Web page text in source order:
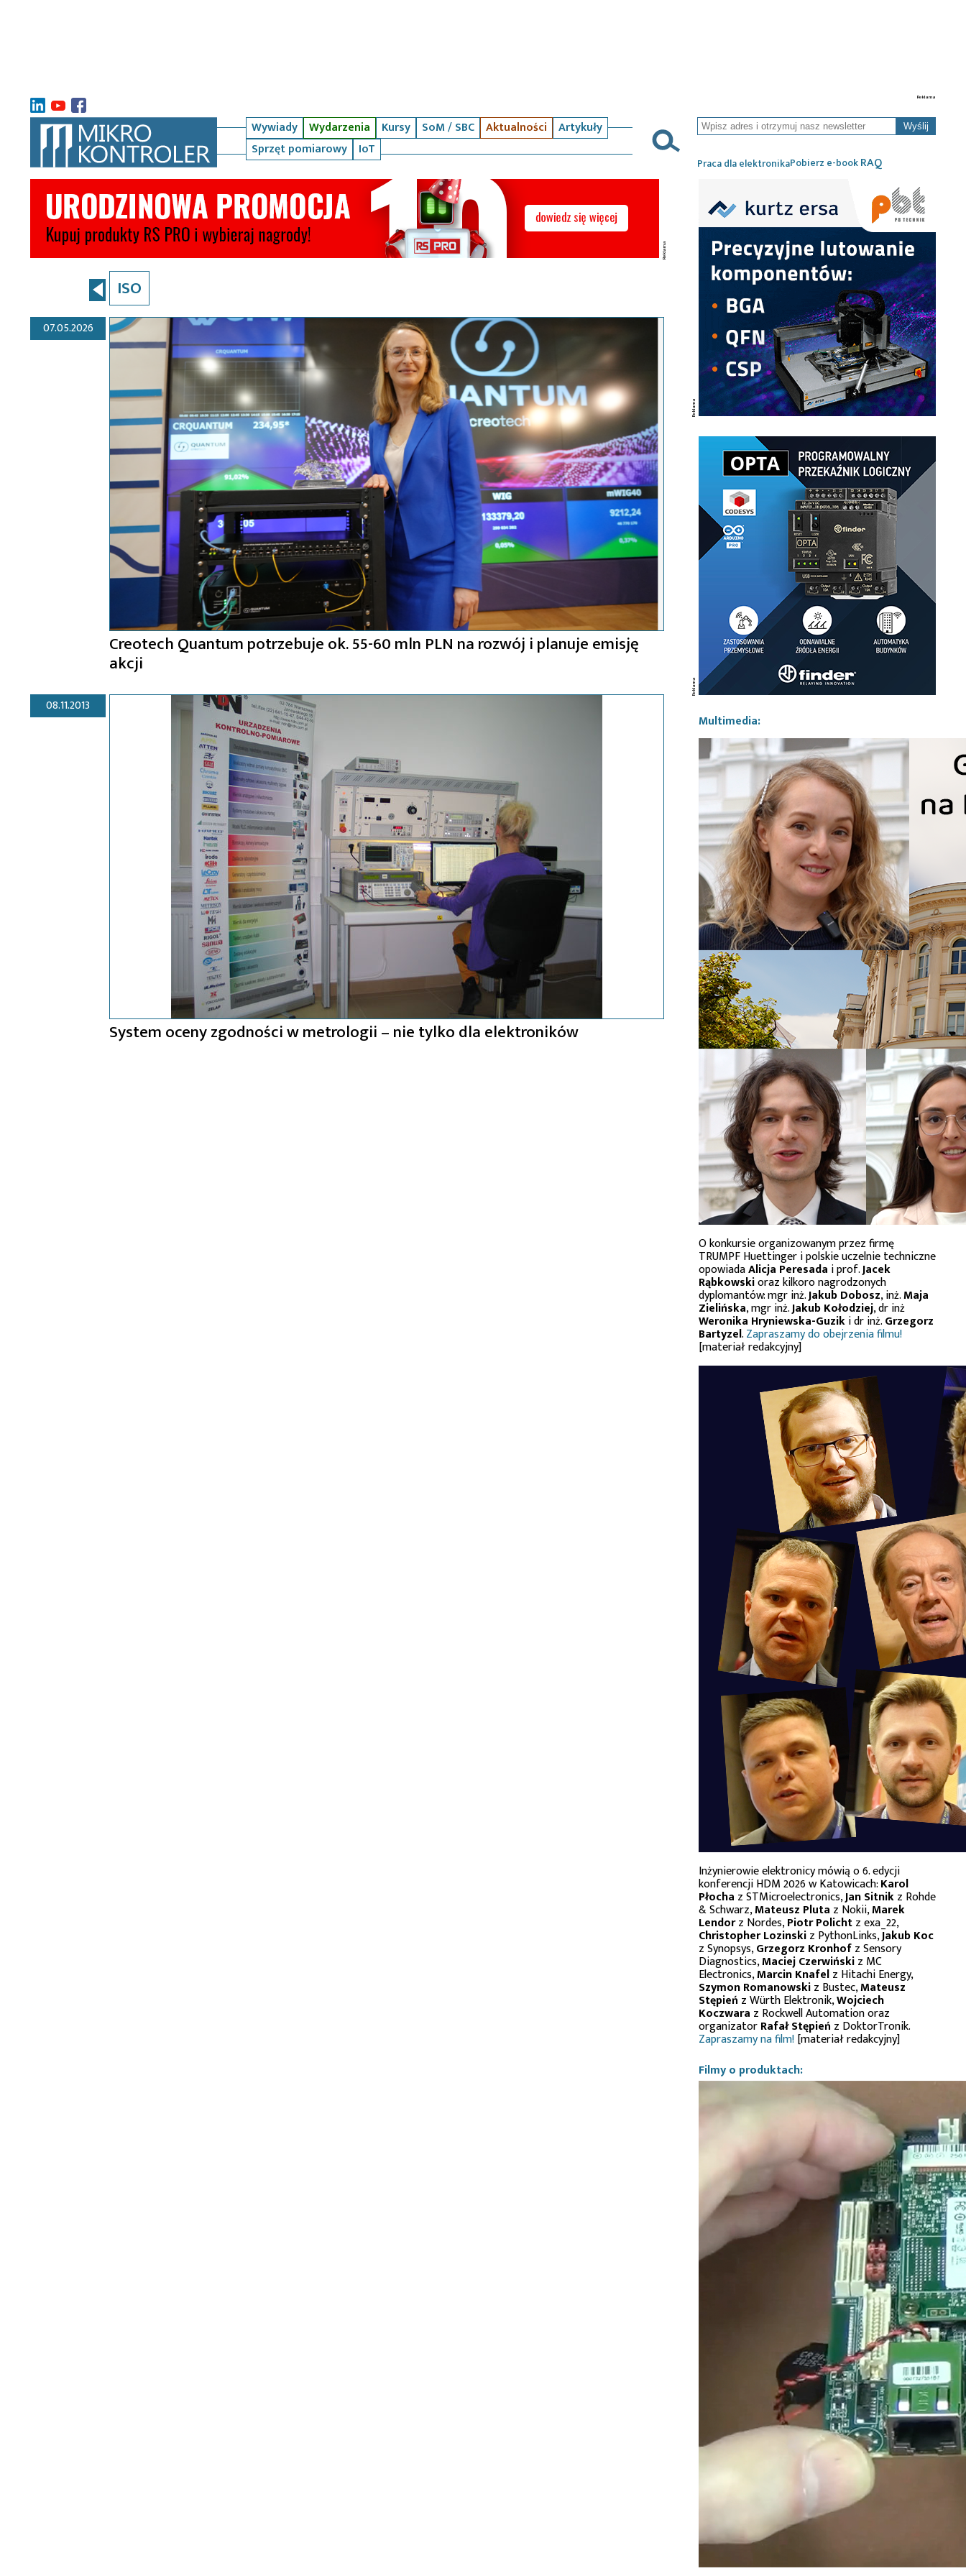
Wywiady Wydarzenia Kursy SoM / SBC Aktualności
Artykuły
Sprzęt pomiarowy
IoT
Wyślij
Praca dla elektronikaPobierz e-bookRAQ
ISO
07.05.2026
Creotech Quantum potrzebuje ok. 55-60 mln PLN na rozwój i planuje emisję
akcji
08.11.2013
System oceny zgodności w metrologii – nie tylko dla elektroników
Multimedia:
O konkursie organizowanym przez firmę
TRUMPF Huettinger i polskie uczelnie techniczne
opowiadaAlicja Peresada i prof.Jacek
Rąbkowskioraz kilkoro nagrodzonych
dyplomantów: mgr inż.Jakub Dobosz, inż.Maja
Zielińska, mgr inż.Jakub Kołodziej, dr inż
Weronika Hryniewska-Guziki dr inż.Grzegorz
Bartyzel.Zapraszamy do obejrzenia filmu!
[materiał redakcyjny]
Inżynierowie elektronicy mówią o 6. edycji
konferencji HDM 2026 w Katowicach:Karol
Płocha z STMicroelectronics,Jan Sitnikz Rohde
& Schwarz,Mateusz Pluta z Nokii,Marek
Lendorz Nordes,Piotr Polichtz exa_22,
Christopher Lozinskiz PythonLinks,Jakub Koc
z Synopsys,Grzegorz Kronhofz Sensory
Diagnostics,Maciej Czerwińskiz MC
Electronics,Marcin Knafelz Hitachi Energy,
Szymon Romanowskiz Bustec,Mateusz
Stępień z Würth Elektronik,Wojciech
Koczwara z Rockwell Automation oraz
organizatorRafał Stępień z DoktorTronik.
Zapraszamy na film![materiał redakcyjny]
Filmy o produktach: